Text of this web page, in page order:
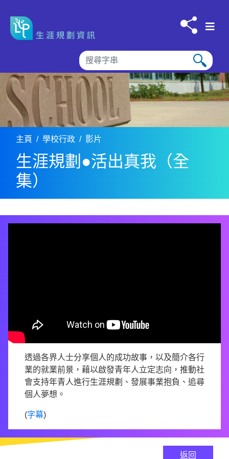
主頁 學校行政 影片
生涯規劃●活出真我（全
集）
透過各界人士分享個人的成功故事，以及簡介各行
業的就業前景，藉以啟發青年人立定­志向，推動社
會支持年青人進行生涯規劃、發展事業抱負、追尋
個人夢想。
(字幕)
返回